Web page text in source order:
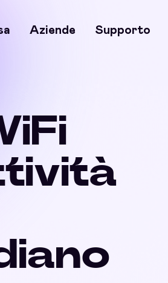
Aziende Supporto